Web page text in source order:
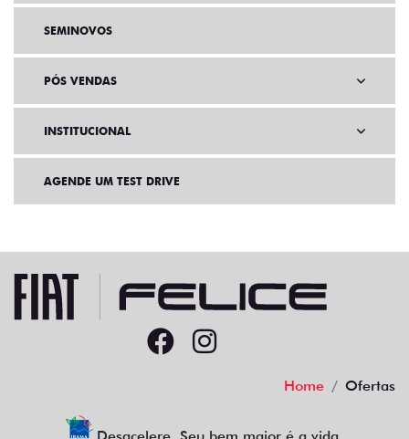
SEMINOVOS
PÓS VENDAS
INSTITUCIONAL
AGENDE UM TEST DRIVE
Home Ofertas